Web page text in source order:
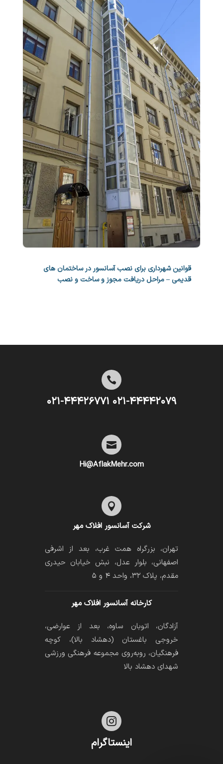
قوانین شهرداری برای نصب آسانسور در ساختمان های
قدیمی – مراحل دریافت مجوز و ساخت و نصب

۰۲۱-۴۴۴۴۲۰۷۹ ۰۲۱-۴۴۴۲۶۷۷۱

Hi@AflakMehr.com

شرکت آسانسور افلاک مهر
تهران، بزرگراه همت غرب، بعد از اشرفی
اصفهانی، بلوار عدل، نبش خیابان حیدری
مقدم، پلاک ۳۲، واحد ۴ و ۵
کارخانه آسانسور افلاک مهر
آزادگان، اتوبان ساوه، بعد از عوارضی،
خروجی باغستان (دهشاد بالا)، کوچه
فرهنگیان، رو‌به‌روی مجموعه فرهنگی ورزشی
شهدای دهشاد بالا

اینستاگرام